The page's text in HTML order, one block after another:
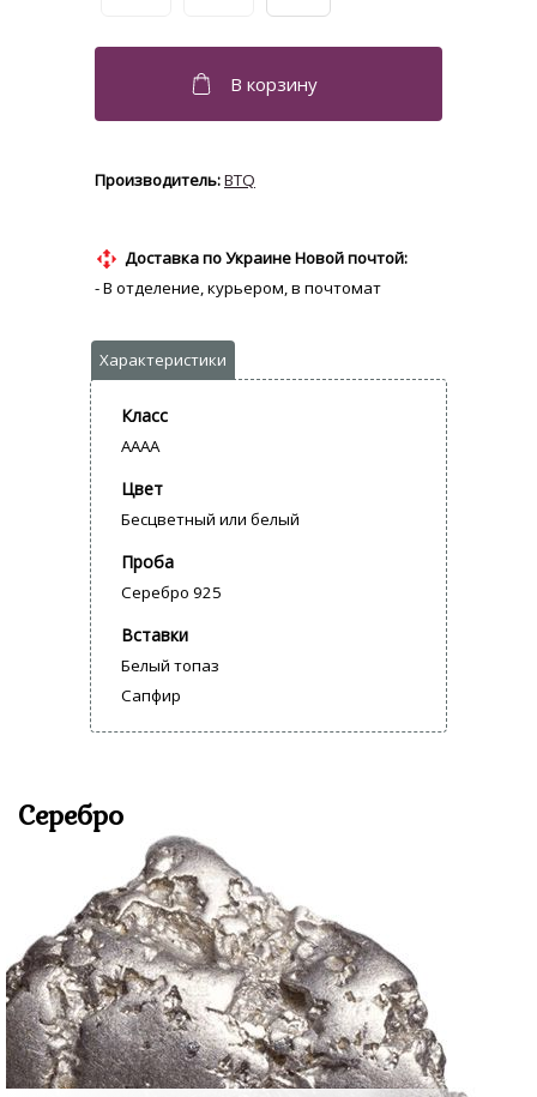
BTQ
Доставка по Украине Новой почтой:
- В отделение, курьером, в почтомат
Класс
AAAA
Цвет
Бесцветный или белый
Проба
Серебро 925
Вставки
Белый топаз
Сапфир
Серебро